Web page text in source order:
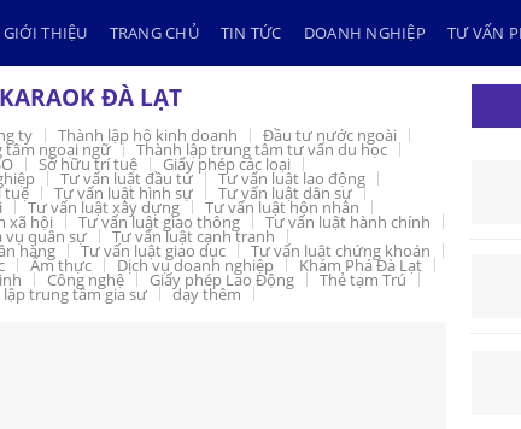
GIỚI THIỆU TRANG CHỦ TIN TỨC DOANH NGHIỆP TƯ VẤN
ĐÀ LẠT
ty Thành lập hộ kinh doanh Đầu tư nước ngoài
tâm ngoại ngữ Thành lập trung tâm tư vấn du học
Sở hữu trí tuệ Giấy phép các loại
Tư vấn luật đầu tư Tư vấn luật lao động
tuệ Tư vấn luật hình sự Tư vấn luật dân sự
Tư vấn luật xây dựng Tư vấn luật hôn nhân
xã hội Tư vấn luật giao thông Tư vấn luật hành chính
vụ quân sự Tư vấn luật cạnh tranh
hàng Tư vấn luật giao dục Tư vấn luật chứng khoán
Ẩm thực Dịch vụ doanh nghiệp Khám Phá Đà Lạt
Công nghệ Giấy phép Lao Động Thẻ tạm Trú
lập trung tâm gia sư dạy thêm